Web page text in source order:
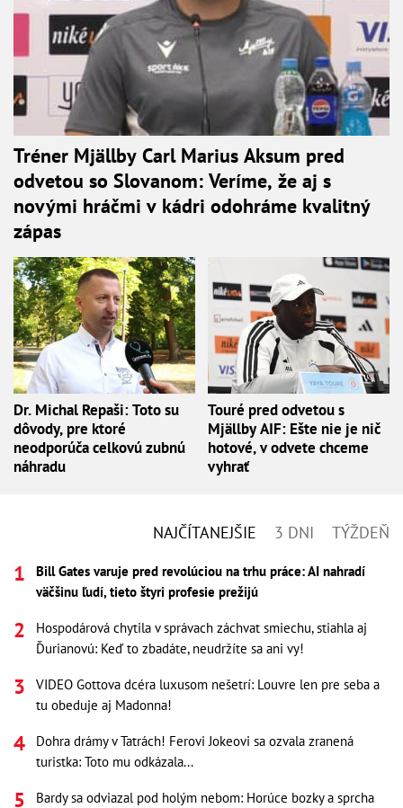
Tréner Mjällby Carl Marius Aksum pred
odvetou so Slovanom: Veríme, že aj s
novými hráčmi v kádri odohráme kvalitný
zápas
Dr. Michal Repaši: Toto su
dôvody, pre ktoré
neodporúča celkovú zubnú
náhradu
Touré pred odvetou s
Mjällby AIF: Ešte nie je nič
hotové, v odvete chceme
vyhrať
NAJČÍTANEJŠIE 3 DNI TÝŽDEŇ
Bill Gates varuje pred revolúciou na trhu práce: AI nahradí
väčšinu ľudí, tieto štyri profesie prežijú
Hospodárová chytila v správach záchvat smiechu, stiahla aj
Ďurianovú: Keď to zbadáte, neudržíte sa ani vy!
VIDEO Gottova dcéra luxusom nešetrí: Louvre len pre seba a
tu obeduje aj Madonna!
Dohra drámy v Tatrách! Ferovi Jokeovi sa ozvala zranená
turistka: Toto mu odkázala...
Bardy sa odviazal pod holým nebom: Horúce bozky a sprcha